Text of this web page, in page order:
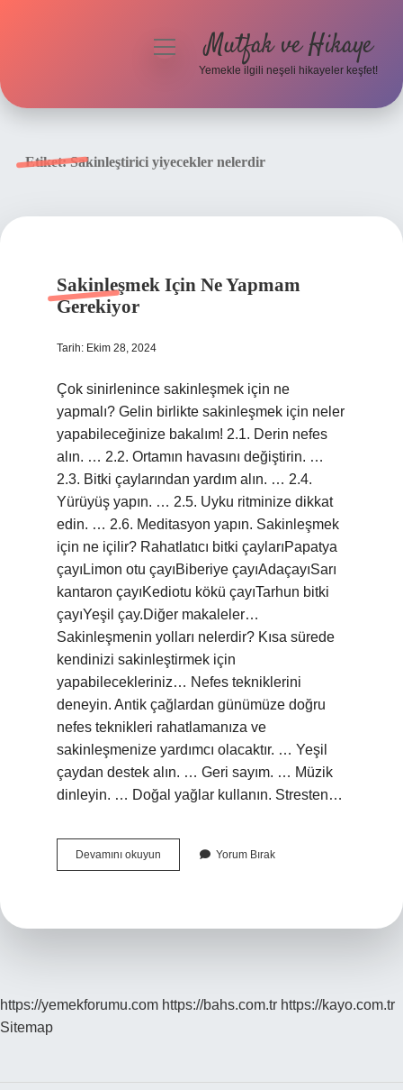
menüyüMutfak ve Hikaye
Yemekle ilgili neşeli hikayeler keşfet!
Etiket:Sakinleştirici yiyecekler nelerdir
Sakinleşmek Için Ne Yapmam
Gerekiyor
Tarih: Ekim 28, 2024
Çok sinirlenince sakinleşmek için ne
yapmalı? Gelin birlikte sakinleşmek için neler
yapabileceğinize bakalım! 2.1. Derin nefes
alın. … 2.2. Ortamın havasını değiştirin. …
2.3. Bitki çaylarından yardım alın. … 2.4.
Yürüyüş yapın. … 2.5. Uyku ritminize dikkat
edin. … 2.6. Meditasyon yapın. Sakinleşmek
için ne içilir? Rahatlatıcı bitki çaylarıPapatya
çayıLimon otu çayıBiberiye çayıAdaçayıSarı
kantaron çayıKediotu kökü çayıTarhun bitki
çayıYeşil çay.Diğer makaleler…
Sakinleşmenin yolları nelerdir? Kısa sürede
kendinizi sakinleştirmek için
yapabilecekleriniz… Nefes tekniklerini
deneyin. Antik çağlardan günümüze doğru
nefes teknikleri rahatlamanıza ve
sakinleşmenize yardımcı olacaktır. … Yeşil
çaydan destek alın. … Geri sayım. … Müzik
dinleyin. … Doğal yağlar kullanın. Stresten…
Devamını okuyun Sakinleşmek
Için
Yorum Bırak
https://yemekforumu.com https://bahs.com.tr https://kayo.com.tr
Sitemap